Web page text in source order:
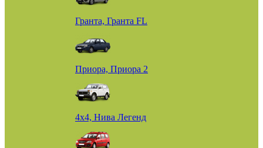
Гранта, Гранта FL
Приора, Приора 2
4х4, Нива Легенд